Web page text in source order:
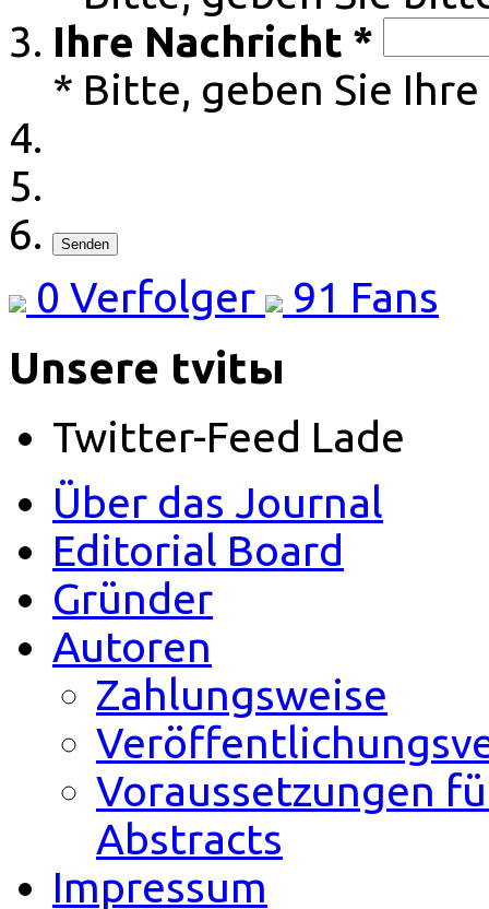
Ihre Nachricht *
* Bitte, geben Sie
Senden
0 Verfolger 91 Fans
Unsere tvitы
Twitter-Feed Lade
Über das Journal
Editorial Board
Gründer
Autoren
Zahlungsweise
Voraussetzungen
Abstracts
Impressum